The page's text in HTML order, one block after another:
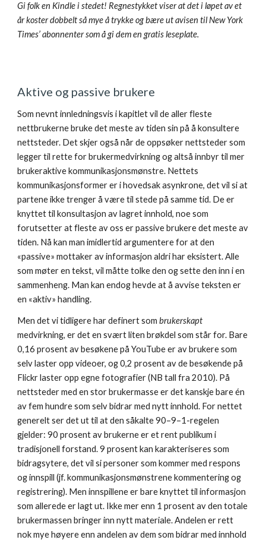
Gi folk en Kindle i stedet! Regnestykket viser at det i løpet av et
år koster dobbelt så mye å trykke og bære ut avisen til New York
Times’ abonnenter som å gi dem en gratis leseplate.
Aktive og passive brukere
Som nevnt innledningsvis i kapitlet vil de aller fleste
nettbrukerne bruke det meste av tiden sin på å konsultere
nettsteder. Det skjer også når de oppsøker nettsteder som
legger til rette for brukermedvirkning og altså innbyr til mer
brukeraktive kommunikasjonsmønstre. Nettets
kommunikasjonsformer er i hovedsak asynkrone, det vil si at
partene ikke trenger å være til stede på samme tid. De er
knyttet til konsultasjon av lagret innhold, noe som
forutsetter at fleste av oss er passive brukere det meste av
tiden. Nå kan man imidlertid argumentere for at den
«passive» mottaker av informasjon aldri har eksistert. Alle
som møter en tekst, vil måtte tolke den og sette den inn i en
sammenheng. Man kan endog hevde at å avvise teksten er
en «aktiv» handling.
Men det vi tidligere har definert som brukerskapt
medvirkning, er det en svært liten brøkdel som står for. Bare
0,16 prosent av besøkene på YouTube er av brukere som
selv laster opp videoer, og 0,2 prosent av de besøkende på
Flickr laster opp egne fotografier (NB tall fra 2010). På
nettsteder med en stor brukermasse er det kanskje bare én
av fem hundre som selv bidrar med nytt innhold. For nettet
generelt ser det ut til at den såkalte 90–9–1-regelen
gjelder: 90 prosent av brukerne er et rent publikum i
tradisjonell forstand. 9 prosent kan karakteriseres som
bidragsytere, det vil si personer som kommer med respons
og innspill (jf. kommunikasjonsmønstrene kommentering og
registrering). Men innspillene er bare knyttet til informasjon
som allerede er lagt ut. Ikke mer enn 1 prosent av den totale
brukermassen bringer inn nytt materiale. Andelen er rett
nok mye høyere enn andelen av dem som bidrar med innhold